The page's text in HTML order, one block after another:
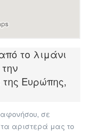
το λιμάνι
Ευρώπης,
σε
αριστερά μας το